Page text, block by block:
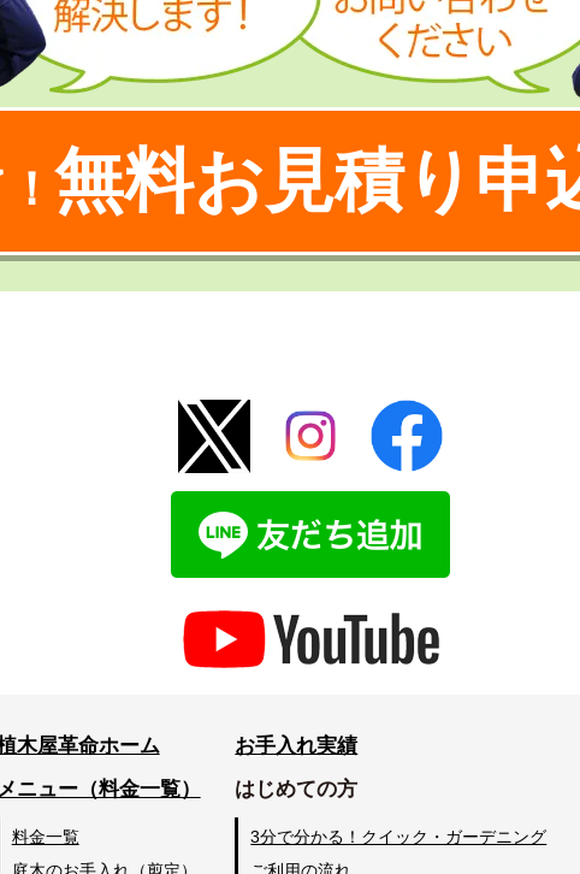
無料お見積り申
木屋革命ホーム
ニュー（料金一覧）
料金一覧
お手入れ実績
はじめての方
3分で分かる！クイック・ガーデニング